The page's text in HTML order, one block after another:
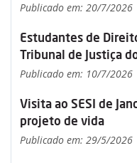
Publicado em: 20/7/2026
Estudantes de
Tribunal de Justiça
Publicado em: 10/7/2026
Visita ao SESI de
projeto de vida
Publicado em: 29/5/2026